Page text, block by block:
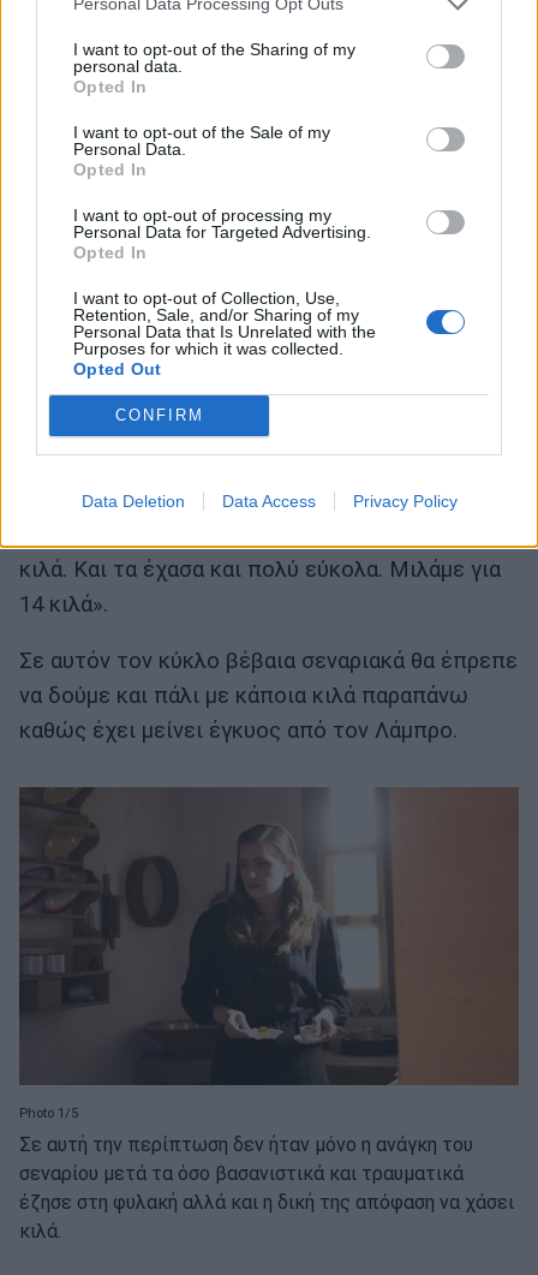
I want to opt-out of the Sharing of my
personal data.
Opted In
I want to opt-out of the Sale of my
Personal Data.
Opted In
I want to opt-out of processing my
Personal Data for Targeted Advertising.
Opted In
I want to opt-out of Collection, Use,
Retention, Sale, and/or Sharing of my
Personal Data that Is Unrelated with the
Purposes for which it was collected.
Opted Out
CONFIRM
Data Deletion Data Access Privacy Policy
τραυματικά έζησε στη φυλακή αλλά και η δική
της απόφαση να χάσει κιλά.
Η αρχή είχε γίνει στο διάστημα της πρώτης
καραντίνας, όταν η Μαρία Κίτσου πρόσεξε
περισσότερο την διατροφή της, έκανε διάδρομο
σχεδόν κάθε μέρα και έτσι έχασε τα κιλά που
ήθελε. Η Μαρία Κίτσου είχε πει για τα κιλά που
έχασε: «Βρήκα λίγο χρόνο και πρόσεξα τη
διατροφή μου, έκανα γυμναστική. Αλλά το
κυριότερο είναι πως είχα αρχίσει μια
ορμονοθεραπεία και είχα πάρει κάποια κιλά.
Και τώρα φτάνω στα κανονικά μου. Πήρα κιλά
εξαιτίας της θεραπείας. Αποφάσισα να τα χάσω
κιλά. Και τα έχασα και πολύ εύκολα. Μιλάμε για
14 κιλά».
Σε αυτόν τον κύκλο βέβαια σεναριακά θα έπρεπε
να δούμε και πάλι με κάποια κιλά παραπάνω
καθώς έχει μείνει έγκυος από τον Λάμπρο.
Photo 1/5
Σε αυτή την περίπτωση δεν ήταν μόνο η ανάγκη του
σεναρίου μετά τα όσο βασανιστικά και τραυματικά
έζησε στη φυλακή αλλά και η δική της απόφαση να χάσει
κιλά.